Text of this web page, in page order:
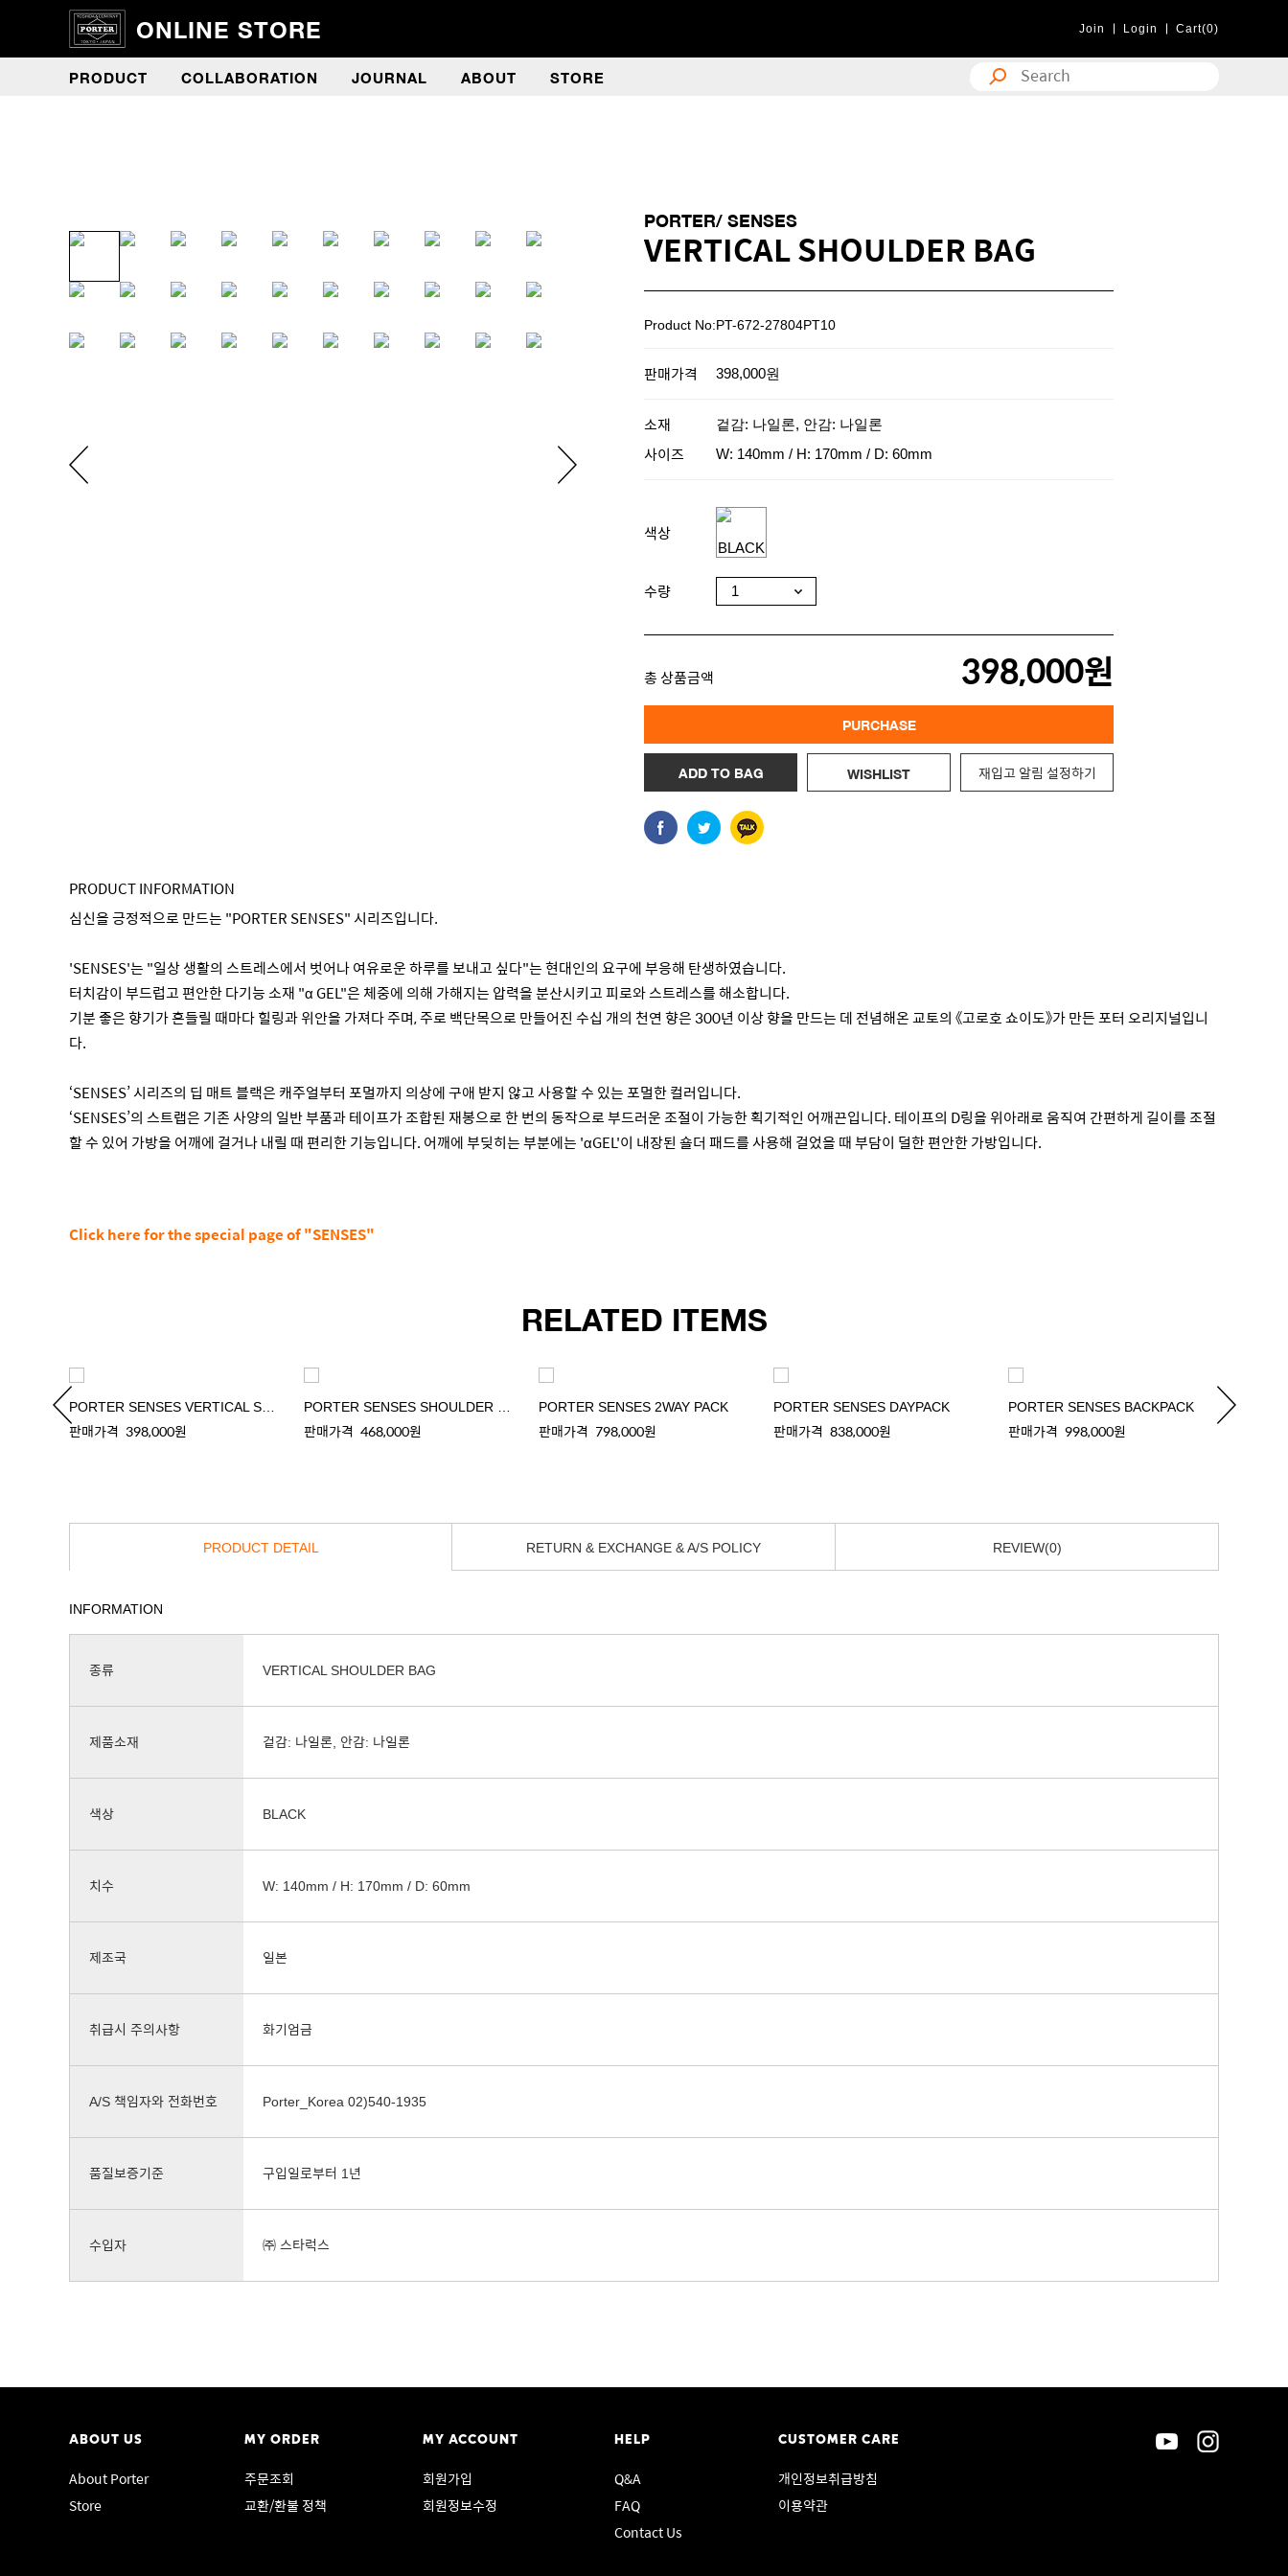
ONLINE STORE Join Login Cart(0)
PRODUCT COLLABORATION JOURNAL ABOUT STORE
PORTER/ SENSES
VERTICAL SHOULDER BAG
Product No:PT-672-27804PT10
판매가격 398,000원
소재 겉감: 나일론, 안감: 나일론
사이즈 W: 140mm / H: 170mm / D: 60mm
색상
수량
총 상품금액 398,000원
PURCHASE
ADD TO BAG WISHLIST 재입고 알림 설정하기
PRODUCT INFORMATION
심신을 긍정적으로 만드는 "PORTER SENSES" 시리즈입니다.
'SENSES'는 "일상 생활의 스트레스에서 벗어나 여유로운 하루를 보내고 싶다"는 현대인의 요구에 부응해 탄생하였습니다.
터치감이 부드럽고 편안한 다기능 소재 "α GEL"은 체중에 의해 가해지는 압력을 분산시키고 피로와 스트레스를 해소합니다.
기분 좋은 향기가 흔들릴 때마다 힐링과 위안을 가져다 주며, 주로 백단목으로 만들어진 수십 개의 천연 향은 300년 이상 향을 만드는 데 전념해온 교토의 《고로호 쇼이도》가 만든 포터 오리지널입니
다.
‘SENSES’ 시리즈의 딥 매트 블랙은 캐주얼부터 포멀까지 의상에 구애 받지 않고 사용할 수 있는 포멀한 컬러입니다.
‘SENSES’의 스트랩은 기존 사양의 일반 부품과 테이프가 조합된 재봉으로 한 번의 동작으로 부드러운 조절이 가능한 획기적인 어깨끈입니다. 테이프의 D링을 위아래로 움직여 간편하게 길이를 조절
할 수 있어 가방을 어깨에 걸거나 내릴 때 편리한 기능입니다. 어깨에 부딪히는 부분에는 'αGEL'이 내장된 숄더 패드를 사용해 걸었을 때 부담이 덜한 편안한 가방입니다.
Click here for the special page of "SENSES"
RELATED ITEMS
판매가격 398,000원 판매가격 468,000원
PORTER SENSES 2WAY PACK
판매가격 798,000원
PORTER SENSES DAYPACK
판매가격 838,000원
PORTER SENSES BACKPACK
판매가격 998,000원
PRODUCT DETAIL RETURN & EXCHANGE & A/S POLICY REVIEW(0)
INFORMATION
종류 VERTICAL SHOULDER BAG
제품소재 겉감: 나일론, 안감: 나일론
색상 BLACK
치수 W: 140mm / H: 170mm / D: 60mm
제조국 일본
취급시 주의사항 화기엄금
A/S 책임자와 전화번호 Porter_Korea 02)540-1935
품질보증기준 구입일로부터 1년
수입자 ㈜ 스타럭스
ABOUT US
About Porter
Store
MY ORDER
주문조회
교환/환불 정책
MY ACCOUNT
회원가입
회원정보수정
HELP
Q&A
FAQ
Contact Us
CUSTOMER CARE
개인정보취급방침
이용약관